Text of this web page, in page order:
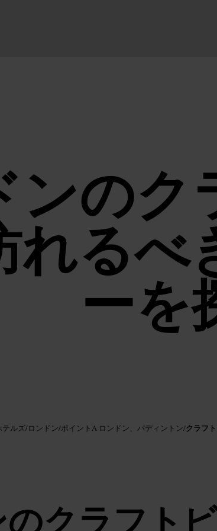
ンの
れる
ーを
テルズ/ロンドン/ポイントA ロンドン、パディントン/クラフ
クラフト